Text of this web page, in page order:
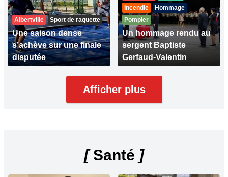
Albertville Sport de raquette
Une saison dense
s’achève sur une finale
disputée
Incendie
Hommage
Pompier
Un hommage rendu au
sergent Baptiste
Gerfaud-Valentin
Afficher plus
[Santé ]